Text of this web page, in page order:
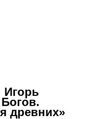
Игорь
древних»